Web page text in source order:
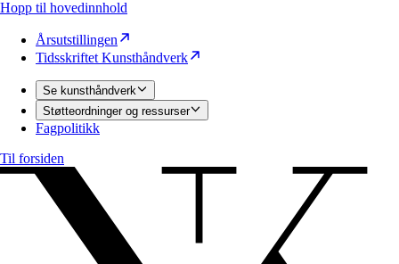
Hopp til hovedinnhold
Årsutstillingen
Tidsskriftet Kunsthåndverk
Se kunsthåndverk
Støtteordninger og ressurser
Fagpolitikk
Til forsiden